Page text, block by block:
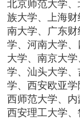
北京师范大学
族大学、上海
南大学、广东
学、河南大学
大学、南京大
学、汕头大学
学、西安欧亚
西师范大学、内
西安理工大学